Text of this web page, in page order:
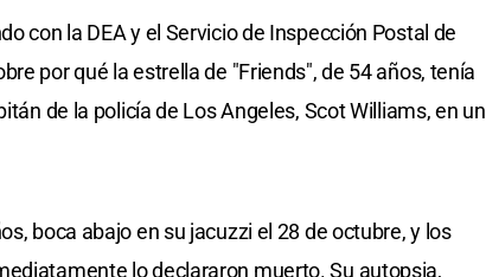
con la DEA y el Servicio de Inspección Postal de
por qué la estrella de "Friends", de 54 años, tenía
de la policía de Los Angeles, Scot Williams, en un
boca abajo en su jacuzzi el 28 de octubre, y los
lo declararon muerto. Su autopsia,